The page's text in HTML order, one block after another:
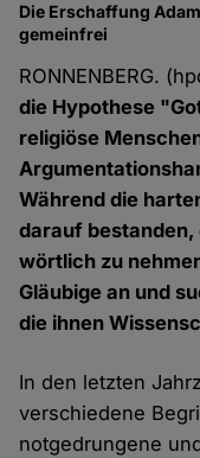
Die Erschaffung
gemeinfrei
RONNENBERG.
die Hypothese
religiöse
Während die
darauf
wörtlich zu
Gläubige an und
die ihnen
In den letzten
verschiedene
notgedrungene